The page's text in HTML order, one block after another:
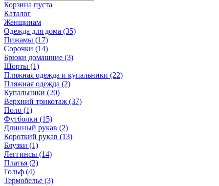
Корзина пуста
Каталог
Женщинам
Одежда для дома (35)
Пижамы (17)
Сорочки (14)
Брюки домашние (3)
Шорты (1)
Пляжная одежда и купальники (22)
Пляжная одежда (2)
Купальники (20)
Верхний трикотаж (37)
Поло (1)
Футболки (15)
Длинный рукав (2)
Короткий рукав (13)
Блузки (1)
Леггинсы (14)
Платья (2)
Гольф (4)
Термобелье (3)